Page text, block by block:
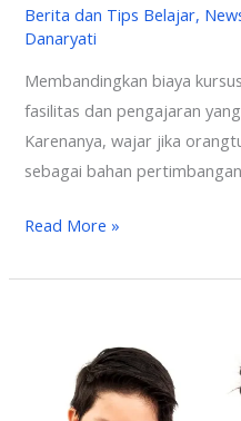
Berita dan Tips Belajar,
Danaryati
Membandingkan biaya
fasilitas dan pengajaran
Karenanya, wajar jika
sebagai bahan
Read More »
Ucapan
Selamat